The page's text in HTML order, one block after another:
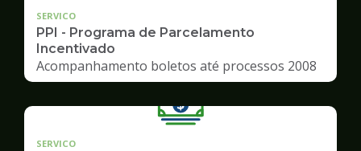
SERVICO
PPI - Programa de Parcelamento
Incentivado
Acompanhamento boletos até processos 2008
SERVICO